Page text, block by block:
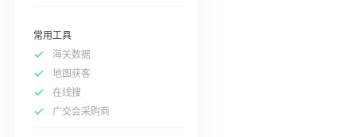
常用工具
海关数据
地图获客
在线搜
广交会采购商